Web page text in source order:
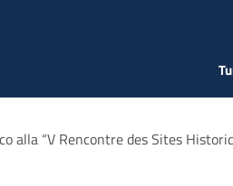
alla “V Rencontre des Sites